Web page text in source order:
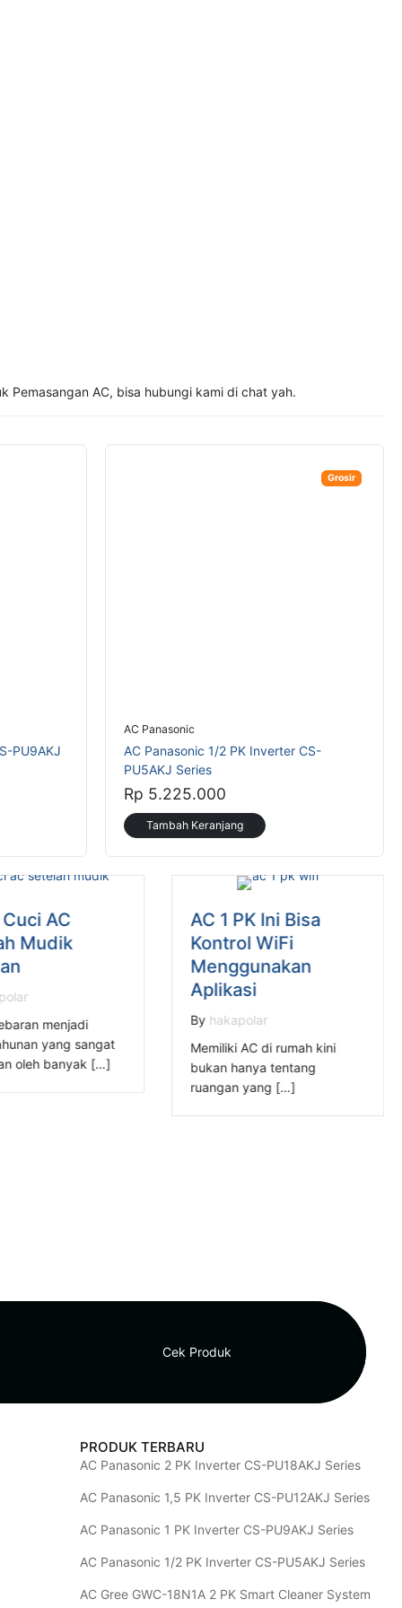
Pemasangan AC, bisa hubungi kami di chat yah.
PU9AKJ
Grosir
AC Panasonic
AC Panasonic 1/2 PK Inverter CS-
PU5AKJ Series
Rp 5.225.000
Tambah Keranjang
AC
Mudik
menjadi
yang sangat
oleh banyak […]
AC 1 PK Ini Bisa
Kontrol WiFi
Menggunakan
Aplikasi
By hakapolar
Memiliki AC di rumah kini
bukan hanya tentang
ruangan yang […]
Cek Produk
PRODUK TERBARU
AC Panasonic 2 PK Inverter CS-PU18AKJ Series
AC Panasonic 1,5 PK Inverter CS-PU12AKJ Series
AC Panasonic 1 PK Inverter CS-PU9AKJ Series
AC Panasonic 1/2 PK Inverter CS-PU5AKJ Series
AC Gree GWC-18N1A 2 PK Smart Cleaner System